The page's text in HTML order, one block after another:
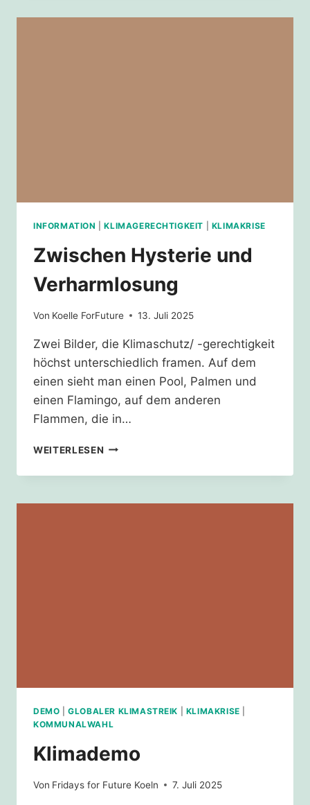
DIE
INFORMATION |KLIMAGERECHTIGKEIT KLIMAKRISE
Zwischen Hysterie und
Verharmlosung
Von Koelle ForFuture 13. Juli 2025
Zwei Bilder, die Klimaschutz/ -gerechtigkeit
höchst unterschiedlich framen. Auf dem
einen sieht man einen Pool, Palmen und
einen Flamingo, auf dem anderen
Flammen, die in…
WEITERLESEN ZWISCHEN
UND
DEMO |GLOBALER KLIMASTREIK KLIMAKRISE
KOMMUNALWAHL
Klimademo
Von Fridays for Future Koeln 7. Juli 2025